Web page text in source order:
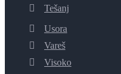
Tešanj
Usora
Vareš
Visoko